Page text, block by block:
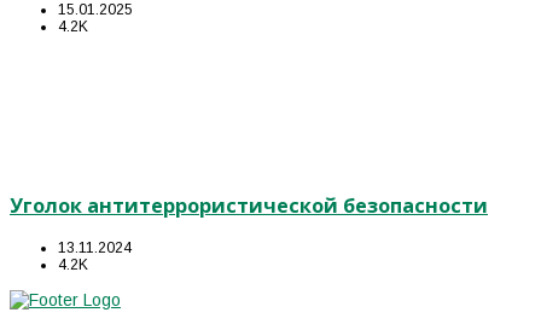
15.01.2025
4.2K
Уголок антитеррористической безопасности
13.11.2024
4.2K